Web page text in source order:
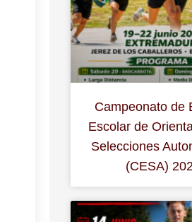
Campeonato de
Escolar de
Selecciones
(CESA)